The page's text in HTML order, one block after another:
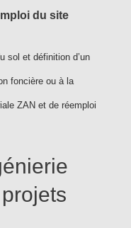
du site
sol et définition d’un
foncière ou à la
ZAN et de réemploi